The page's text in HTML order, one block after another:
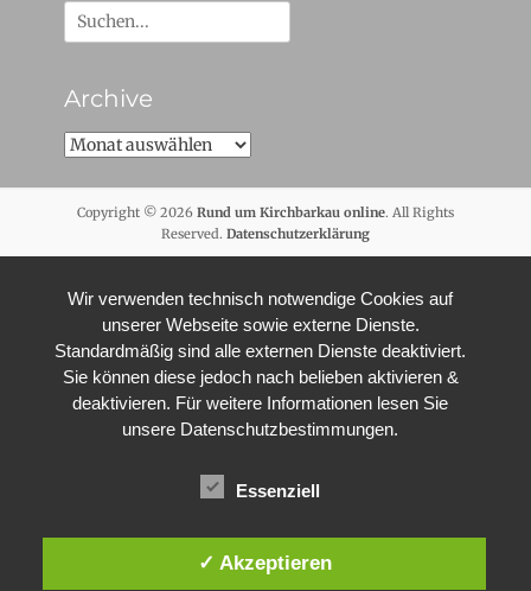
Suche
nach:
Archive
Archive
Copyright © 2026 Rund um Kirchbarkau online. All Rights
Reserved. Datenschutzerklärung
Wir verwenden technisch notwendige Cookies auf
unserer Webseite sowie externe Dienste.
Standardmäßig sind alle externen Dienste deaktiviert.
Sie können diese jedoch nach belieben aktivieren &
deaktivieren. Für weitere Informationen lesen Sie
unsere Datenschutzbestimmungen.
Essenziell
✓ Akzeptieren